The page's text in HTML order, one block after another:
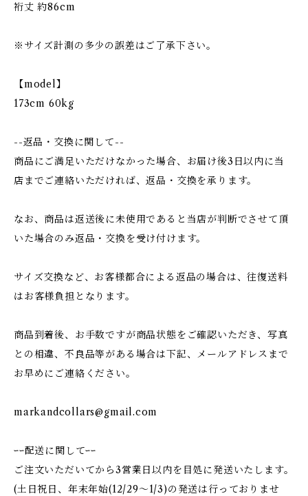
裄丈 約86cm
※サイズ計測の多少の誤差はご了承下さい。
【model】
173cm 60kg
--返品・交換に関して--
商品にご満足いただけなかった場合、お届け後3日以内に当
店までご連絡いただければ、返品・交換を承ります。
なお、商品は返送後に未使用であると当店が判断でさせて頂
いた場合のみ返品・交換を受け付けます。
サイズ交換など、お客様都合による返品の場合は、往復送料
はお客様負担となります。
商品到着後、お手数ですが商品状態をご確認いただき、写真
との相違、不良品等がある場合は下記、メールアドレスまで
お早めにご連絡ください。
markandcollars@gmail.com
ｰｰ配送に関してｰｰ
ご注文いただいてから3営業日以内を目処に発送いたします。
(土日祝日、年末年始(12/29〜1/3)の発送は行っておりませ